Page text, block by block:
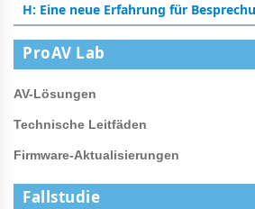
H: Eine neue Erfahrung für
Klassenzimmer
ProAV Lab
AV-Lösungen
Technische Leitfäden
Firmware-Aktualisierungen
Fallstudie